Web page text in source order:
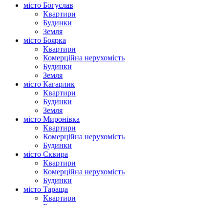
місто Богуслав
Квартири
Будинки
Земля
місто Боярка
Квартири
Комерційна нерухомість
Будинки
Земля
місто Кагарлик
Квартири
Будинки
Земля
місто Миронівка
Квартири
Комерційна нерухомість
Будинки
місто Сквира
Квартири
Комерційна нерухомість
Будинки
місто Тараща
Квартири